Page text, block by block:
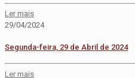
Ler mais
29/04/2024
Segunda-feira, 29 de Abril de 2024
Ler mais